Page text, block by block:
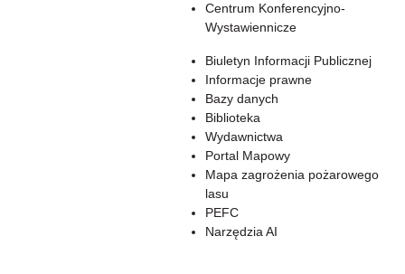
Centrum Konferencyjno-
Wystawiennicze
Biuletyn Informacji Publicznej
Informacje prawne
Bazy danych
Biblioteka
Wydawnictwa
Portal Mapowy
Mapa zagrożenia pożarowego
lasu
PEFC
Narzędzia AI